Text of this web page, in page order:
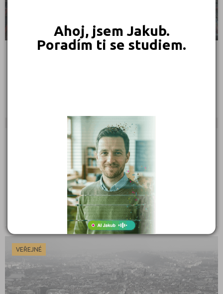
Ahoj, jsem Jakub.
Poradím ti se studiem.
CEDUK - Soukromá VYŠŠÍ ODBORNÁ ŠKOLA spol. s r.o.
Eliášova 827/22, 160 00 Praha 6
Ředitel: PhDr. Jan Voda, Ph.D., MBA
VEŘEJNÉ